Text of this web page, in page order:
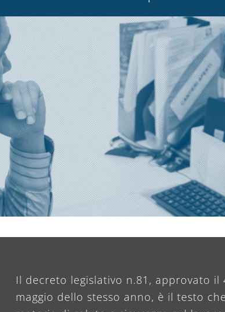
Il decreto legislativo n.81, approvato
maggio dello stesso anno, è il testo